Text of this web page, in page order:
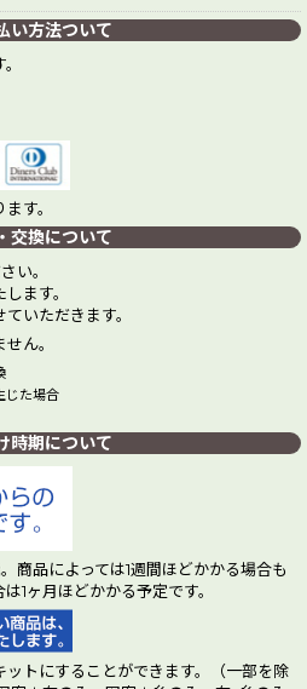
い方法ついて
す。
交換について
い。
ます。
いただきます。
ん。
じた場合
時期について
商品によっては1週間ほどかかる場合も
1ヶ月ほどかかる予定です。
トにすることができます。（一部を除